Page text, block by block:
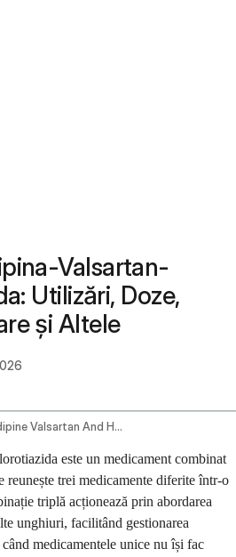
Valsartan-
Utilizări, Doze,
și Altele
Amlodipine Valsartan And Hydrochlorothiazide Oral Route
este un medicament combinat
reunește trei medicamente diferite într-o
triplă acționează prin abordarea
unghiuri, facilitând gestionarea
medicamentele unice nu își fac